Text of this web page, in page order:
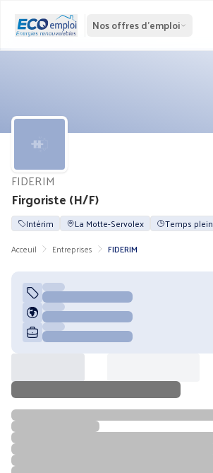
Nos offres d'emploi
Firgoriste (H/F)
FIDERIM
Intérim La Motte-Servolex
Temps plein
Acceuil
Entreprises FIDERIM